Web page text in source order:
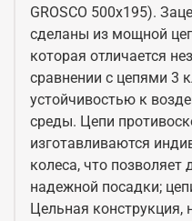
GROSCO 500x195).
сделаны из мощной
которая отличается
сравнении с цепями 3
устойчивостью к
среды. Цепи
изготавливаются
колеса, что позволяет
надежной посадки;
Цельная конструкция,